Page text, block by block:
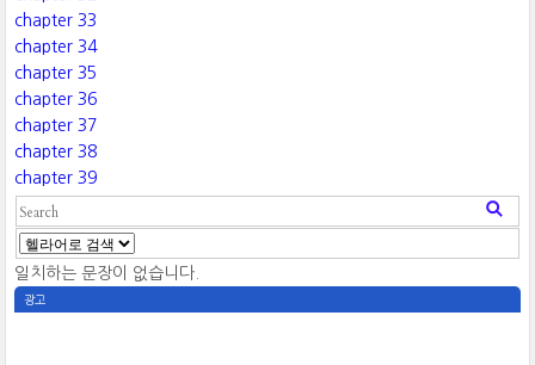
chapter 33
chapter 34
chapter 35
chapter 36
chapter 37
chapter 38
chapter 39
일치하는 문장이 없습니다.
광고